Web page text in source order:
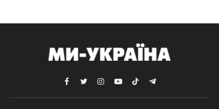
FacebookTwitterInstagramYouTubeTikTokTelegram